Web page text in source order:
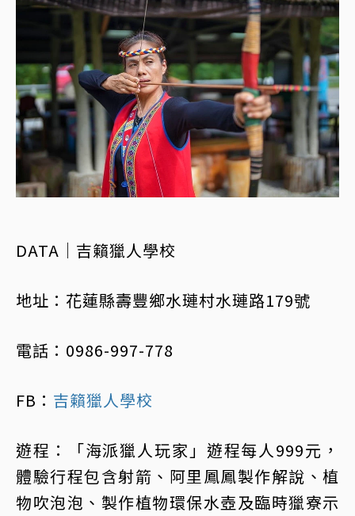
DATA｜吉籟獵人學校
地址：花蓮縣壽豐鄉水璉村水璉路179號
電話：0986-997-778
FB： 吉籟獵人學校
遊程：「海派獵人玩家」遊程每人999元，
體驗行程包含射箭、阿里鳳鳳製作解說、植
物吹泡泡、製作植物環保水壺及臨時獵寮示